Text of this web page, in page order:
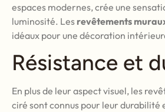
espaces modernes, crée une
luminosité. Les revêtements
idéaux pour une décoration
Résistance et
En plus de leur aspect visuel, les
ciré sont connus pour leur durabilité